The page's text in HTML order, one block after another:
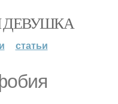
ДЕВУШКА
статьи